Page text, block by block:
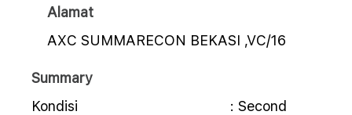
Alamat
AXC SUMMARECON BEKASI ,VC/16
Summary
Kondisi
: Second